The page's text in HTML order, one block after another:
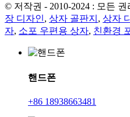
© 저작권 - 2010-2024 : 모든 권
장 디자인, 상자 골판지 , 상자
자, 소포 우편용 상자, 친환경
핸드폰
+86 18938663481